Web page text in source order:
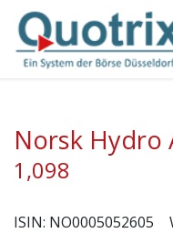
Norsk Hydro
1,098
ISIN: NO0005052605